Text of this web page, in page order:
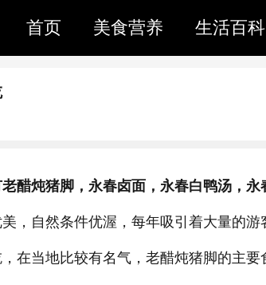
首页 美食营养 生活百科
醋炖猪脚，永春卤面，永春白鸭汤，永
，自然条件优渥，每年吸引着大量的
在当地比较有名气，老醋炖猪脚的主